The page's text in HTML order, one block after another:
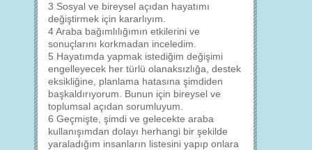
3 Sosyal ve bireysel açıdan hayatımı
değiştirmek için kararlıyım.
4 Araba bağımlılığımın etkilerini ve
sonuçlarını korkmadan inceledim.
5 Hayatımda yapmak istediğim değişimi
engelleyecek her türlü olanaksızlığa, destek
eksikliğine, planlama hatasına şimdiden
başkaldırıyorum. Bunun için bireysel ve
toplumsal açıdan sorumluyum.
6 Geçmişte, şimdi ve gelecekte araba
kullanışımdan dolayı herhangi bir şekilde
yaraladığım insanların listesini yapıp onlara